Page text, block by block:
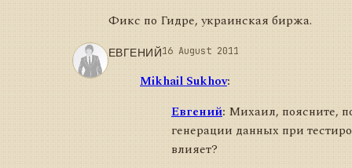
Фикс по Гидре, украинская биржа.
ЕВГЕНИЙ16 August 2011
Mikhail Sukhov:
Евгений: Михаил, поясните,
генерации данных при
влияет?